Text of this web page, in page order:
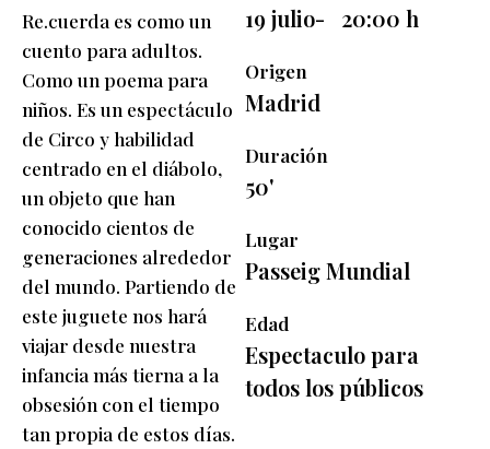
Re.cuerda es como un
cuento para adultos.
Como un poema para
niños. Es un espectáculo
de Circo y habilidad
centrado en el diábolo,
un objeto que han
conocido cientos de
generaciones alrededor
del mundo. Partiendo de
este juguete nos hará
viajar desde nuestra
infancia más tierna a la
obsesión con el tiempo
tan propia de estos días.
19 julio- 20:00 h
Origen
Madrid
Duración
50'
Lugar
Passeig Mundial
Edad
Espectaculo para
todos los públicos